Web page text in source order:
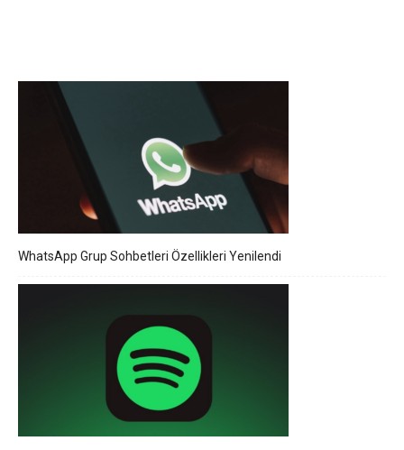
WhatsApp Grup Sohbetleri Özellikleri Yenilendi